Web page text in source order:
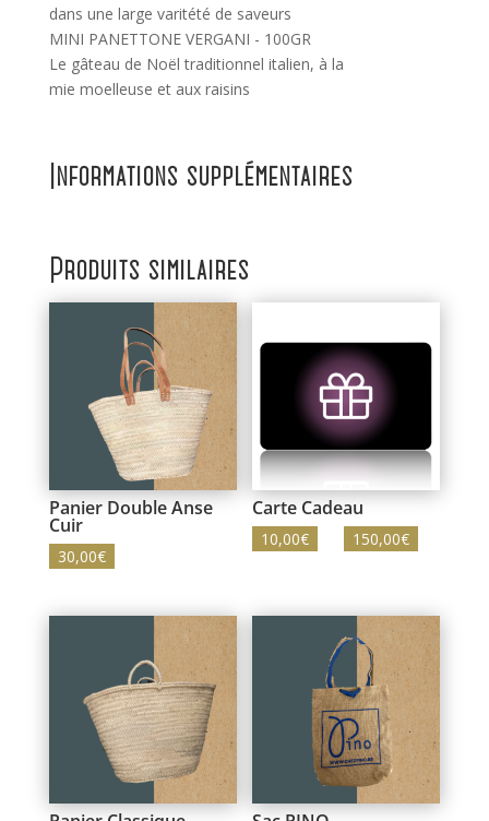
dans une large varitété de saveurs
MINI PANETTONE VERGANI - 100GR
Le gâteau de Noël traditionnel italien, à la
mie moelleuse et aux raisins
Informations supplémentaires
Produits similaires
Panier Double Anse
Cuir
30,00€
Carte Cadeau
10,00€ 150,00€
10,00€
à
150,00€